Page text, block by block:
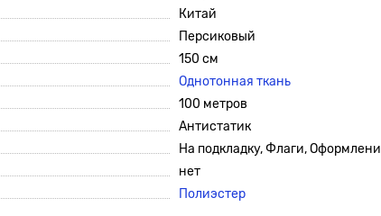
Китай
Персиковый
150 см
Однотонная ткань
100 метров
Антистатик
На подкладку, Флаги,
нет
Полиэстер